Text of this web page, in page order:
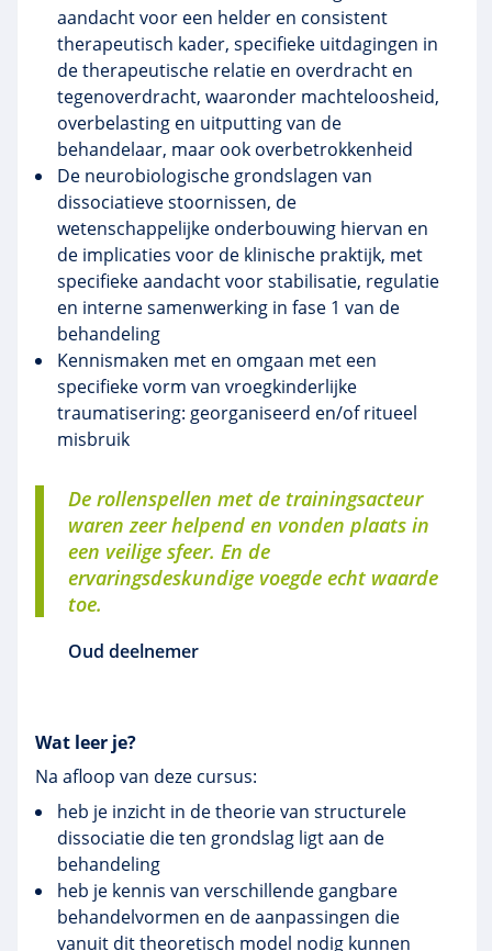
aandacht voor een helder en consistent
therapeutisch kader, specifieke uitdagingen in
de therapeutische relatie en overdracht en
tegenoverdracht, waaronder machteloosheid,
overbelasting en uitputting van de
behandelaar, maar ook overbetrokkenheid
De neurobiologische grondslagen van
dissociatieve stoornissen, de
wetenschappelijke onderbouwing hiervan en
de implicaties voor de klinische praktijk, met
specifieke aandacht voor stabilisatie, regulatie
en interne samenwerking in fase 1 van de
behandeling
Kennismaken met en omgaan met een
specifieke vorm van vroegkinderlijke
traumatisering: georganiseerd en/of ritueel
misbruik
De rollenspellen met de trainingsacteur
waren zeer helpend en vonden plaats in
een veilige sfeer. En de
ervaringsdeskundige voegde echt waarde
toe.
Oud deelnemer
Wat leer je?
Na afloop van deze cursus:
heb je inzicht in de theorie van structurele
dissociatie die ten grondslag ligt aan de
behandeling
heb je kennis van verschillende gangbare
behandelvormen en de aanpassingen die
vanuit dit theoretisch model nodig kunnen